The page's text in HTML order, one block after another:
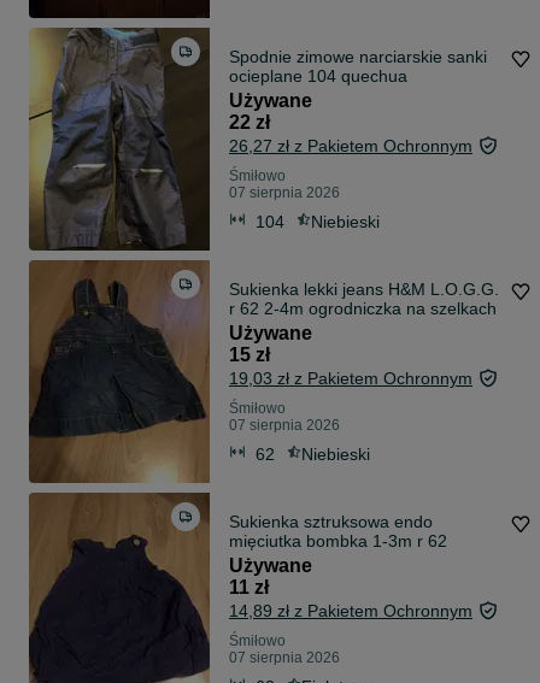
Spodnie zimowe narciarskie sanki
ocieplane 104 quechua
Używane
22 zł
26,27 zł z Pakietem Ochronnym
Śmiłowo
07 sierpnia 2026
104 Niebieski
Sukienka lekki jeans H&M L.O.G.G.
r 62 2-4m ogrodniczka na szelkach
Używane
15 zł
19,03 zł z Pakietem Ochronnym
Śmiłowo
07 sierpnia 2026
62 Niebieski
Sukienka sztruksowa endo
mięciutka bombka 1-3m r 62
Używane
11 zł
14,89 zł z Pakietem Ochronnym
Śmiłowo
07 sierpnia 2026